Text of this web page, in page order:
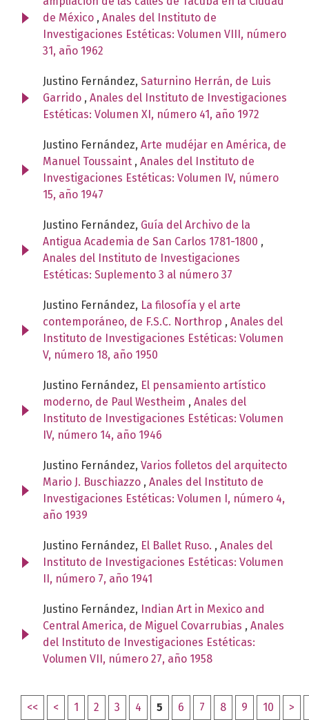
de México , Anales del Instituto de
Investigaciones Estéticas: Volumen VIII, número
31, año 1962
Justino Fernández, Saturnino Herrán, de Luis
Garrido , Anales del Instituto de Investigaciones
Estéticas: Volumen XI, número 41, año 1972
Justino Fernández, Arte mudéjar en América, de
Manuel Toussaint , Anales del Instituto de
Investigaciones Estéticas: Volumen IV, número
15, año 1947
Justino Fernández, Guía del Archivo de la
Antigua Academia de San Carlos 1781-1800 ,
Anales del Instituto de Investigaciones
Estéticas: Suplemento 3 al número 37
Justino Fernández, La filosofía y el arte
contemporáneo, de F.S.C. Northrop , Anales del
Instituto de Investigaciones Estéticas: Volumen
V, número 18, año 1950
Justino Fernández, El pensamiento artístico
moderno, de Paul Westheim , Anales del
Instituto de Investigaciones Estéticas: Volumen
IV, número 14, año 1946
Justino Fernández, Varios folletos del arquitecto
Mario J. Buschiazzo , Anales del Instituto de
Investigaciones Estéticas: Volumen I, número 4,
año 1939
Justino Fernández, El Ballet Ruso. , Anales del
Instituto de Investigaciones Estéticas: Volumen
II, número 7, año 1941
Justino Fernández, Indian Art in Mexico and
Central America, de Miguel Covarrubias , Anales
del Instituto de Investigaciones Estéticas:
Volumen VII, número 27, año 1958
<< < 1 2 3 4 5 6 7 8 9 10 >